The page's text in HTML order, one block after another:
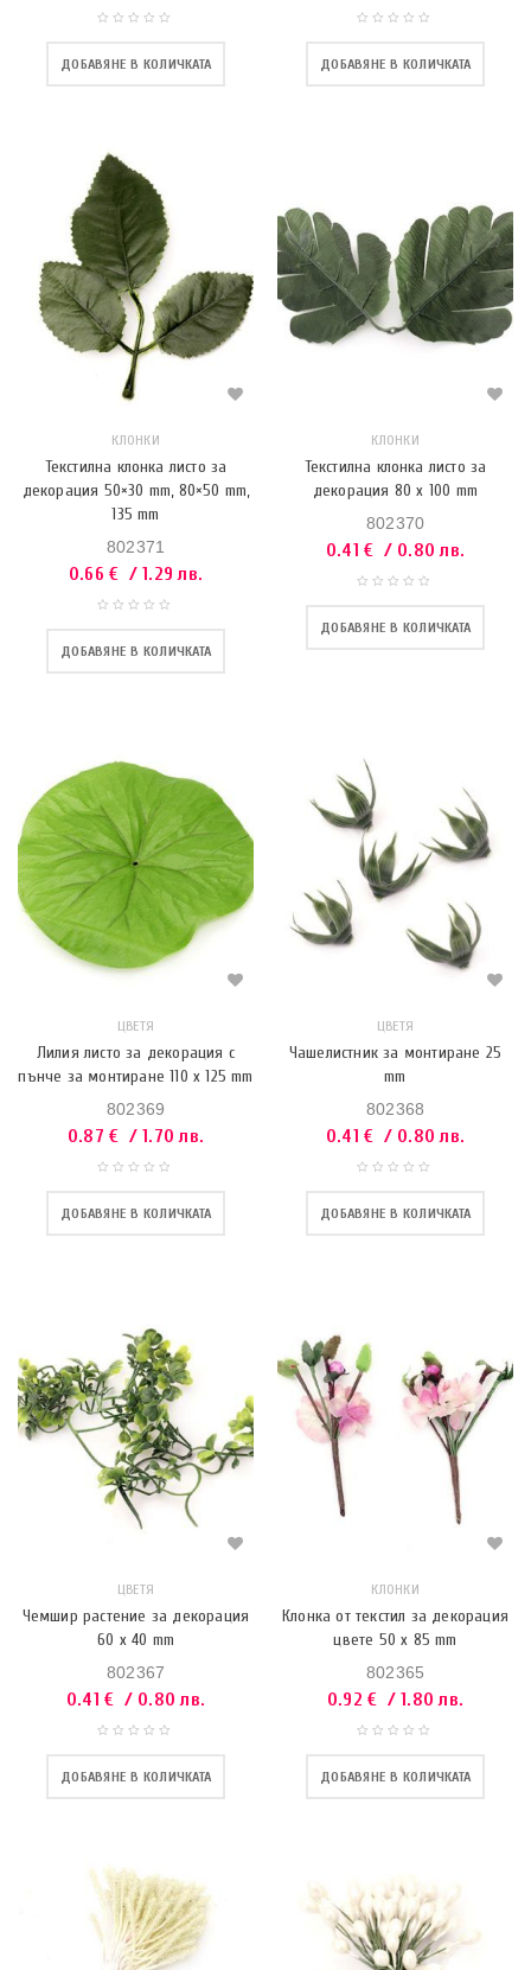
ДОБАВЯНЕ В КОЛИЧКАТА ДОБАВЯНЕ В КОЛИЧКАТА
КЛОНКИ
Текстилна клонка листо за
декорация 50×30 mm, 80×50 mm,
135 mm
802371
0.66€ / 1.29 лв.
ДОБАВЯНЕ В КОЛИЧКАТА
КЛОНКИ
Текстилна клонка листо за
декорация 80 x 100 mm
802370
0.41€ / 0.80 лв.
ДОБАВЯНЕ В КОЛИЧКАТА
ЦВЕТЯ
Лилия листо за декорация с
пънче за монтиране 110 x 125 mm
802369
0.87€ / 1.70 лв.
ДОБАВЯНЕ В КОЛИЧКАТА
ЦВЕТЯ
Чашелистник за монтиране 25
mm
802368
0.41€ / 0.80 лв.
ДОБАВЯНЕ В КОЛИЧКАТА
ЦВЕТЯ
Чемшир растение за декорация
60 x 40 mm
802367
0.41€ / 0.80 лв.
ДОБАВЯНЕ В КОЛИЧКАТА
КЛОНКИ
Клонка от текстил за декорация
цвете 50 x 85 mm
802365
0.92€ / 1.80 лв.
ДОБАВЯНЕ В КОЛИЧКАТА